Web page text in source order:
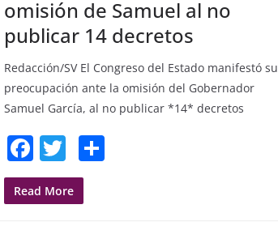
omisión de Samuel al no
publicar 14 decretos
Redacción/SV El Congreso del Estado manifestó su
preocupación ante la omisión del Gobernador
Samuel García, al no publicar *14* decretos
F
a
c
T
w
itt
S
Read More